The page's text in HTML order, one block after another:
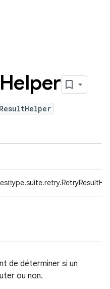
Helper
de déterminer si un
ou non.